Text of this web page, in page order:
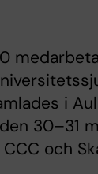
i
30–31
och